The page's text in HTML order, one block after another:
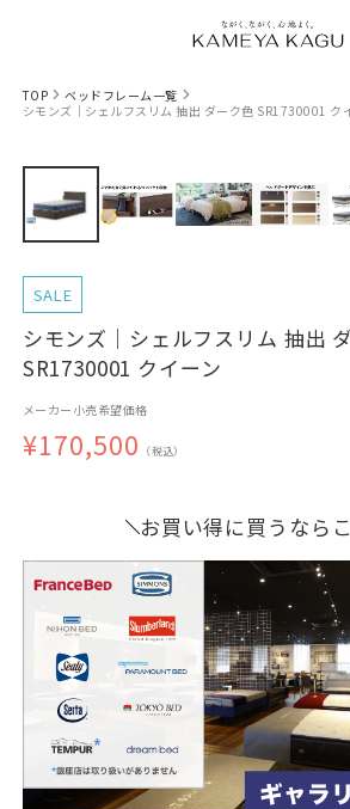
TOP
ベッドフレーム一覧
シモンズ｜シェルフスリム 抽出 ダーク色 SR1730001 ク
SALE
シモンズ｜シェルフスリム 抽出
SR1730001 クイーン
メーカー小売希望価格
¥170,500 （税込）
お買い得に買うなら